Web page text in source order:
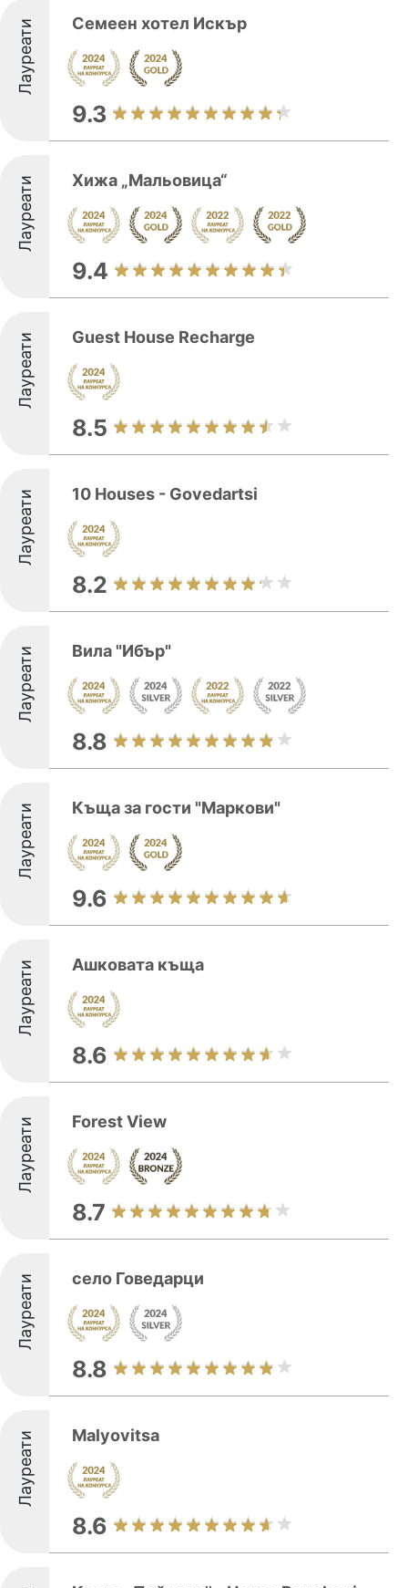
Лауреати Семеен хотел Искър
9.3
Лауреати Хижа „Мальовица“
9.4
Лауреати Guest House Recharge
8.5
Лауреати 10 Houses - Govedartsi
8.2
Лауреати Вила "Ибър"
8.8
Лауреати Къща за гости "Маркови"
9.6
Лауреати Ашковата къща
8.6
Лауреати Forest View
8.7
Лауреати село Говедарци
8.8
Лауреати Malyovitsa
8.6